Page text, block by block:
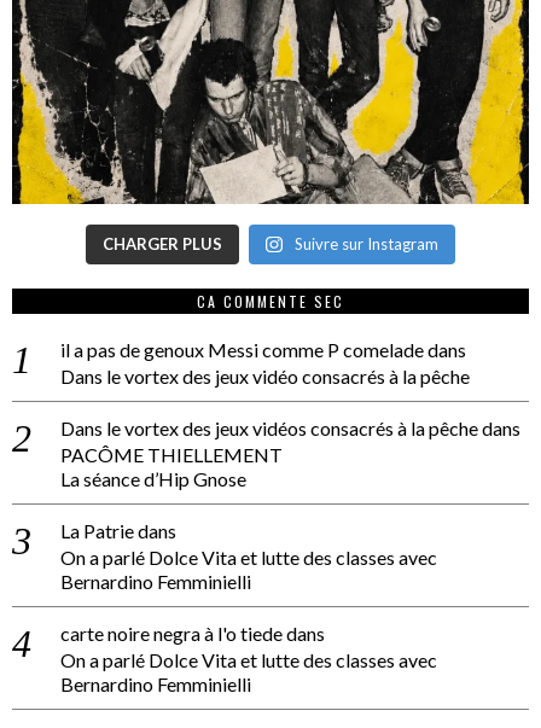
CHARGER PLUS Suivre sur Instagram
CA COMMENTE SEC
il a pas de genoux Messi comme P comeladedans
Dans le vortex des jeux vidéo consacrés à la pêche
Dans le vortex des jeux vidéos consacrés à la pêchedans
PACÔME THIELLEMENT
La séance d’Hip Gnose
La Patriedans
On a parlé Dolce Vita et lutte des classes avec
Bernardino Femminielli
carte noire negra à l'o tiededans
On a parlé Dolce Vita et lutte des classes avec
Bernardino Femminielli